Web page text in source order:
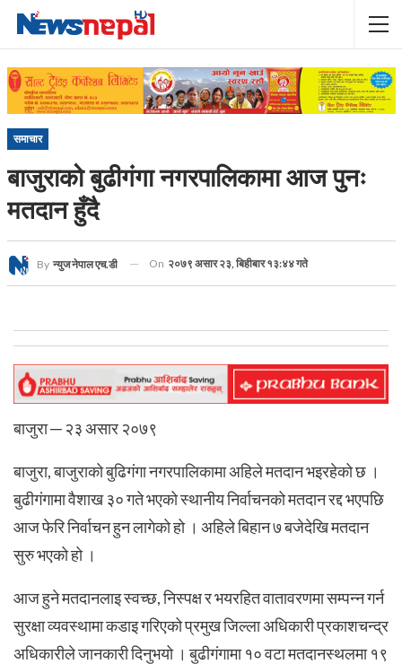
समाचार
बाजुराको बुढीगंगा नगरपालिकामा आज पुनः
मतदान हुँदै
By न्युज नेपाल एच.डी On २०७९ असार २३, बिहीबार १३:४४ गते
बाजुरा ─ २३ असार २०७९
बाजुरा, बाजुराको बुढिगंगा नगरपालिकामा अहिले मतदान भइरहेको छ ।
बुढीगंगामा वैशाख ३० गते भएको स्थानीय निर्वाचनको मतदान रद्द भएपछि
आज फेरि निर्वाचन हुन लागेको हो । अहिले बिहान ७ बजेदेखि मतदान
सुरु भएको हो ।
आज हुने मतदानलाइ स्वच्छ, निस्पक्ष र भयरहित वातावरणमा सम्पन्न गर्न
सुरक्षा व्यवस्थामा कडाइ गरिएको प्रमुख जिल्ला अधिकारी प्रकाशचन्द्र
अधिकारीले जानकारी दिनुभयो । बुढीगंगामा १० वटा मतदानस्थलमा १९